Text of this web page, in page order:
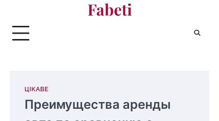
вмісту
Fabeti
ЦІКАВЕ
Преимущества аренды